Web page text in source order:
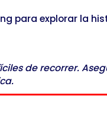
para explorar la
de recorrer.